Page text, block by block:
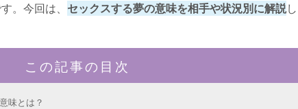
。今回は、 セックスする夢の意味を相手や状況別に解説し
この記事の目次
味とは？